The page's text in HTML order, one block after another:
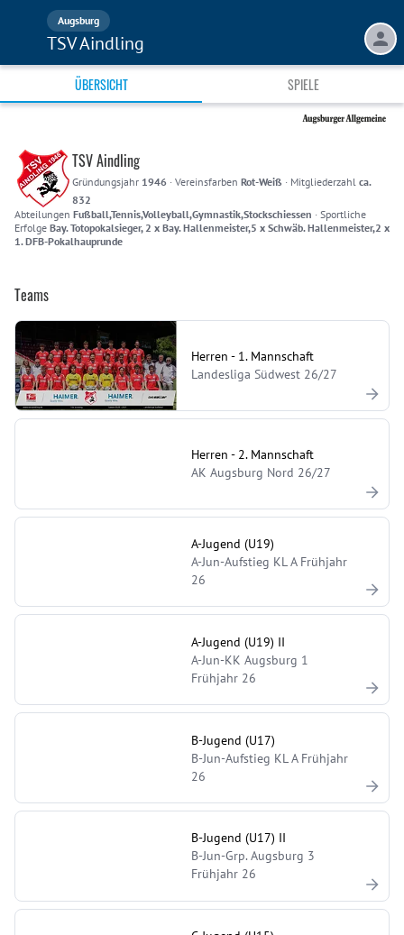
Augsburg
TSV Aindling
ÜBERSICHT SPIELE
TSV Aindling
Gründungsjahr 1946 · Vereinsfarben Rot-Weiß · Mitgliederzahl ca.
832
Abteilungen Fußball,Tennis,Volleyball,Gymnastik,Stockschiessen · Sportliche
Erfolge Bay. Totopokalsieger, 2 x Bay. Hallenmeister,5 x Schwäb. Hallenmeister,2 x
1. DFB-Pokalhauprunde
Teams
Herren - 1. Mannschaft
Landesliga Südwest 26/27
Herren - 2. Mannschaft
AK Augsburg Nord 26/27
A-Jugend (U19)
A-Jun-Aufstieg KL A Frühjahr
26
A-Jugend (U19) II
A-Jun-KK Augsburg 1
Frühjahr 26
B-Jugend (U17)
B-Jun-Aufstieg KL A Frühjahr
26
B-Jugend (U17) II
B-Jun-Grp. Augsburg 3
Frühjahr 26